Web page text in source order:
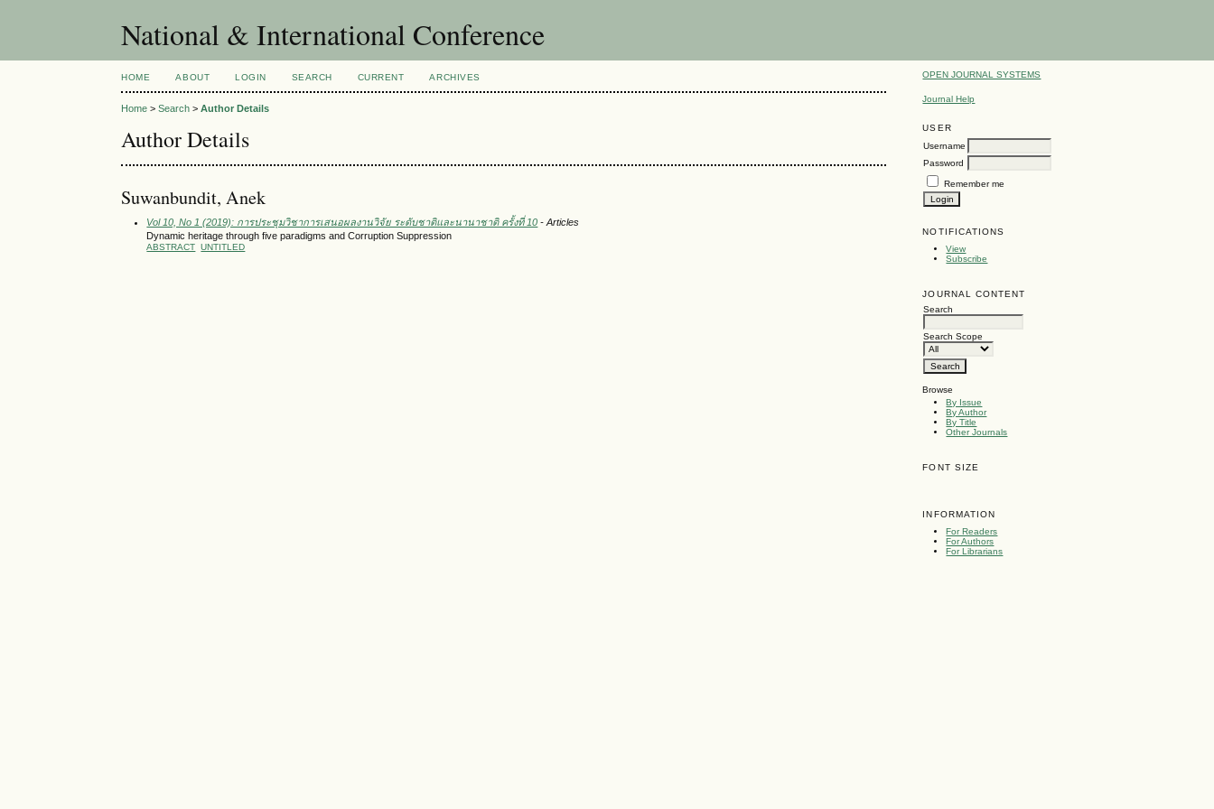
National & International Conference
OPEN JOURNAL SYSTEMS
Journal Help
USER
Username
Password
Remember me
NOTIFICATIONS
View
Subscribe
JOURNAL CONTENT
Search
Search Scope
Browse
By Issue
By Author
By Title
Other Journals
FONT SIZE
INFORMATION
For Readers
For Authors
For Librarians
HOME ABOUT LOGIN SEARCH CURRENT ARCHIVES
Home >Search >Author Details
Author Details
Suwanbundit, Anek
Vol 10, No 1 (2019): การประชุมวิชาการเสนอผลงานวิจัย ระดับชาติและนานาชาติ ครั้งที่ 10 - Articles
Dynamic heritage through five paradigms and Corruption Suppression
ABSTRACT UNTITLED